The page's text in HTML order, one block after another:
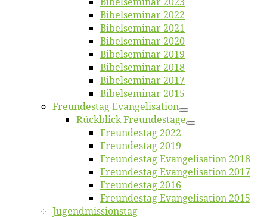
Bi­bel­se­mi­nar 2022
Bi­bel­se­mi­nar 2021
Bi­bel­se­mi­nar 2020
Bi­bel­se­mi­nar 2019
Bi­bel­se­mi­nar 2018
Bibelsemi­nar 2017
Bibelsemi­nar 2015
Freun­des­tag Evangelisation
Rück­blick Freundestage
Freun­des­tag 2022
Freun­des­tag 2019
Freun­des­tag Evan­ge­li­sa­ti­on 2018
Freun­des­tag Evan­ge­li­sa­ti­on 2017
Freun­des­tag 2016
Freun­des­tag Evan­ge­li­sa­ti­on 2015
Jugend­mis­sions­tag